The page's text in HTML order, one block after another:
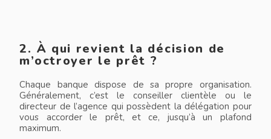
2. À qui revient la décision de
m’octroyer le prêt ?
Chaque banque dispose de sa propre organisation.
Généralement, c’est le conseiller clientèle ou le
directeur de l’agence qui possèdent la délégation pour
vous accorder le prêt, et ce, jusqu’à un plafond
maximum.